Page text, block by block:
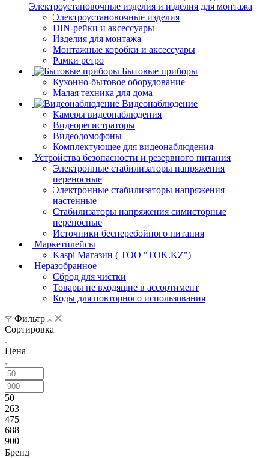
Электроустановочные изделия и изделия для монтажа
Электроустановочные изделия
DIN-рейки и аксессуары
Изделия для монтажа
Монтажные коробки и аксессуары
Рамки ретро
Бытовые приборы
Кухонно-бытовое оборудование
Малая техника для дома
Видеонаблюдение
Камеры видеонаблюдения
Видеорегистраторы
Видеодомофоны
Комплектующее для видеонаблюдения
Устройства безопасности и резервного питания
Электронные стабилизаторы напряжения
переносные
Электронные стабилизаторы напряжения
настенные
Стабилизаторы напряжения симисторные
переносные
Источники бесперебойного питания
Маркетплейсы
Kaspi Магазин ( ТОО "TOK.KZ")
Неразобранное
Сброд для чистки
Товары не входящие в ассортимент
Коды для повторного использования
Фильтр
Сортировка
Цена
50
263
475
688
900
Бренд